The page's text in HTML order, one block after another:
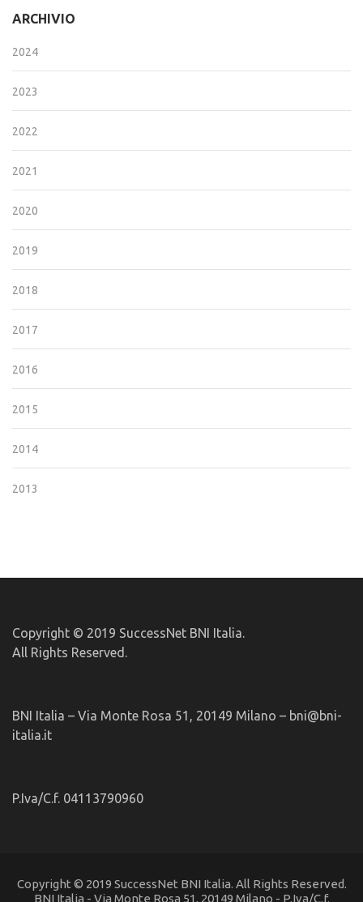
ARCHIVIO
2024
2023
2022
2021
2020
2019
2018
2017
2016
2015
2014
2013
Copyright © 2019 SuccessNet BNI Italia.
All Rights Reserved.
BNI Italia – Via Monte Rosa 51, 20149 Milano – bni@bni-
italia.it
P.Iva/C.f. 04113790960
Copyright © 2019 SuccessNet BNI Italia. All Rights Reserved.
BNI Italia - Via Monte Rosa 51, 20149 Milano - P.Iva/C.f.